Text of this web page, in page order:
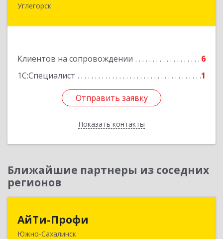
Углегорск
Клиентов на сопровождении
6
1С:Специалист
1
Отправить заявку
Показать контакты
694920, Сахалинская обл, Углегорский р-н,
Отправить заявку
Назад
Ближайшие партнеры из соседних
регионов
АйТи-Профи
Южно-Сахалинск693023, Сахалинская обл, город Южно-